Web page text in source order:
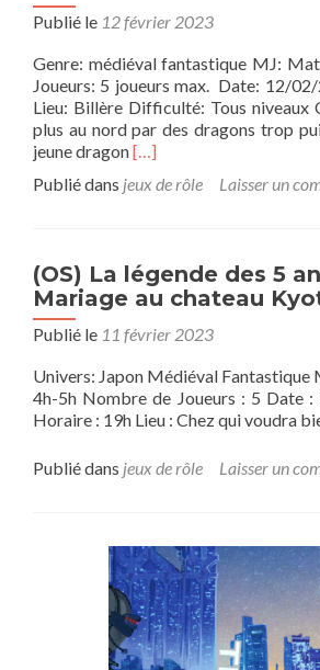
Publié le 12 février 2023
Genre: médiéval fantastique MJ:
Joueurs: 5 joueurs max. Date: 12/
Lieu: Billère Difficulté: Tous niveaux
plus au nord par des dragons trop
jeune dragonEn
plus
&
Dragons
(5ème
édition):
Le
Dragon
de
la
Givre
[…]
Publié dans jeux de rôle Laisser un
(OS) La légende des 5
Mariage au chateau
Publié le 11 février 2023
Univers: Japon Médiéval Fantastique
4h-5h Nombre de Joueurs : 5 Date :
Horaire : 19h Lieu : Chez qui voudra
Publié dans jeux de rôle Laisser un